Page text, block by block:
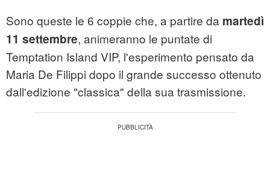
Sono queste le 6 coppie che, a partire da martedì
11 settembre, animeranno le puntate di
Temptation Island VIP, l'esperimento pensato da
Maria De Filippi dopo il grande successo ottenuto
dall'edizione "classica" della sua trasmissione.